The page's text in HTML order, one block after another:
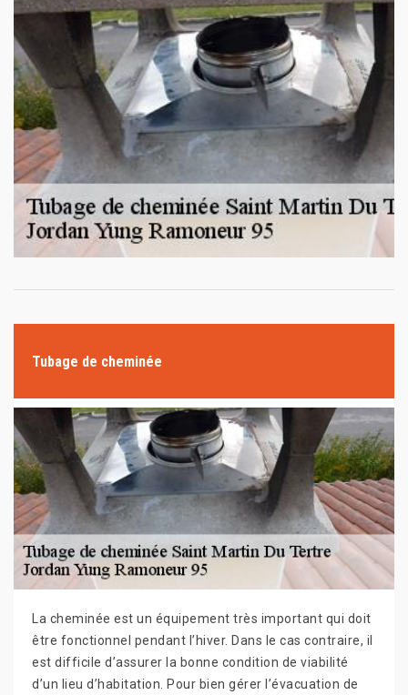
Tubage de cheminée
La cheminée est un équipement très important qui doit
être fonctionnel pendant l’hiver. Dans le cas contraire, il
est difficile d’assurer la bonne condition de viabilité
d’un lieu d’habitation. Pour bien gérer l’évacuation de